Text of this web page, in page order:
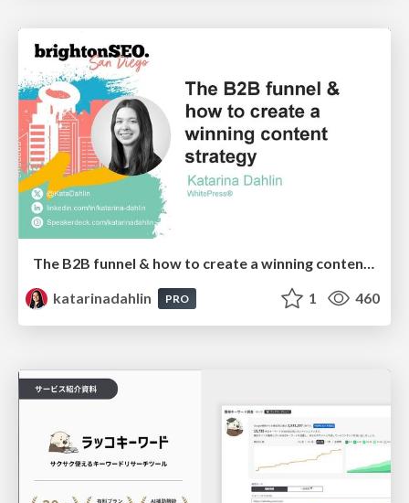
katarinadahlin
PRO 1 460